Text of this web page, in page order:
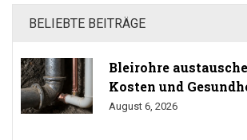
BELIEBTE BEITRÄGE
Bleirohre
Kosten und
Trinkwasser
August 6, 2026